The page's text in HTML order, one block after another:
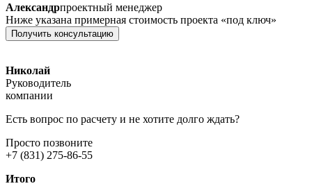
Александрпроектный менеджер
Ниже указана примерная стоимость проекта «под ключ»
Получить консультацию
Николай
Руководитель
компании
Есть вопрос по расчету и не хотите долго ждать?
Просто позвоните
+7 (831) 275-86-55
Итого